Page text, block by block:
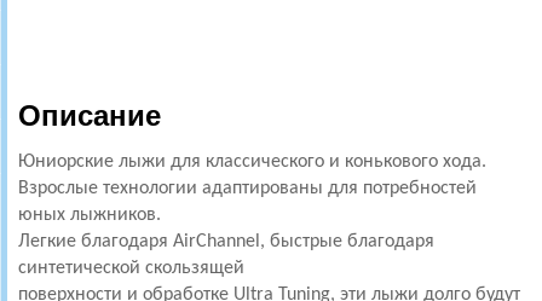
Описание
Юниорские лыжи для классического и конькового хода.
Взрослые технологии адаптированы для потребностей
юных лыжников.
Легкие благодаря AirChannel, быстрые благодаря
синтетической скользящей
поверхности и обработке Ultra Tuning, эти лыжи долго будут